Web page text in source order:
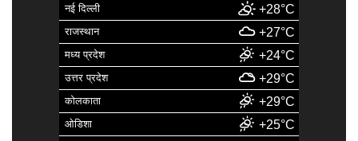
नई दिल्ली +28°C
राजस्थान +27°C
मध्य प्रदेश +24°C
उत्तर प्रदेश +29°C
कोलकाता +29°C
ओडिशा +25°C